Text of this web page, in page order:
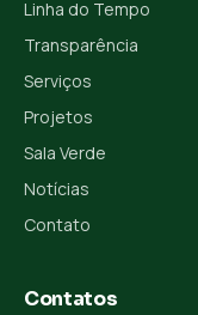
Linha do Tempo
Transparência
Serviços
Projetos
Sala Verde
Notícias
Contato
Contatos